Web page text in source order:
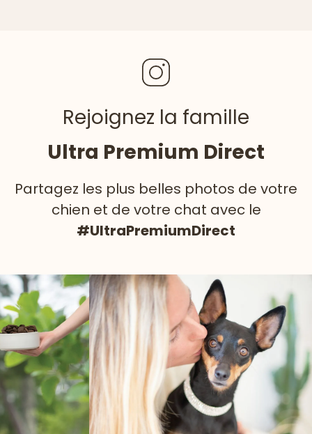
Rejoignez la famille
Ultra Premium Direct
Partagez les plus belles photos de votre
chien et de votre chat avec le
#UltraPremiumDirect